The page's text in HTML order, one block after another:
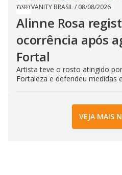
VANITY BRASIL/ 08/08/2026
Alinne Rosa
ocorrência após
Fortal
Artista teve o rosto atingido
Fortaleza e defendeu medidas
VEJA MAIS